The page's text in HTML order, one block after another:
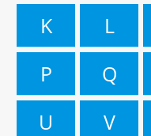
K
L
P
Q
U
V